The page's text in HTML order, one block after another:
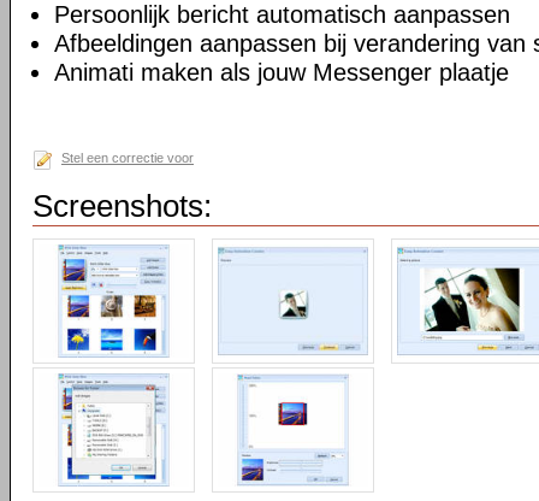
Persoonlijk bericht automatisch aanpassen
Afbeeldingen aanpassen bij verandering van
Animati maken als jouw Messenger plaatje
Stel een correctie voor
Screenshots: